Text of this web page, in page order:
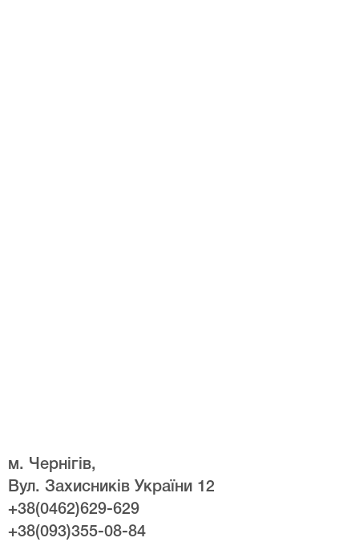
м. Чернігів,
Вул. Захисників України 12
+38(0462)629-629
+38(093)355-08-84